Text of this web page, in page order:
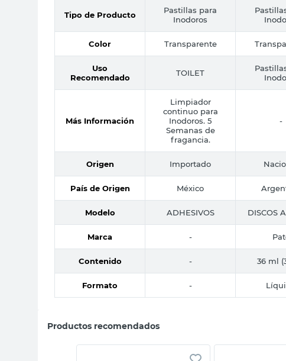
Tipo de Producto
Pastillas para
Inodoros
Color Transparente
Uso
Recomendado
TOILET
Más Información
Limpiador
continuo para
Inodoros. 5
Semanas de
fragancia.
-
Origen Importado
País de Origen México
Modelo ADHESIVOS DISCOS
Marca -
Contenido - 36 ml
Formato -
Productos recomendados